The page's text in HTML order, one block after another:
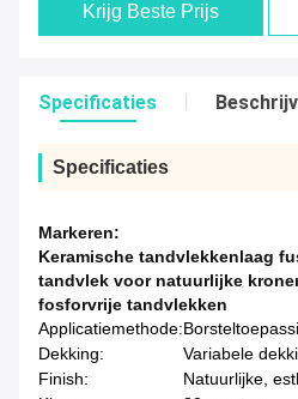
Krijg Beste Prijs
Specificaties
Specificaties
Markeren:
Keramische tandvlekkenlaag
tandvlek voor natuurlijke
fosforvrije tandvlekken
Applicatiemethode:
Dekking:
Variabele
Finish:
Natuurlijke,